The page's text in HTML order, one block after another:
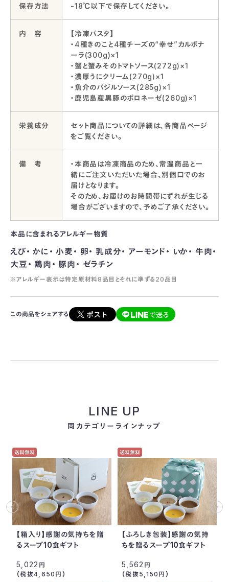
保存方法 -18℃以下で保存してください。
内 容
【冷凍パスタ】
・4種きのこと4種チーズの“幸せ”カルボナ
ーラ(300g)×1
・蟹と蟹みそのトマトソース(272g)×1
・濃厚うにクリーム(270g)×1
・魚介のバジルソース(285g)×1
・鹿児島産黒豚のボロネーゼ(260g)×1
栄養成分
セット商品についての詳細は、各商品ページ
をご覧ください。
備 考
・本商品は冷凍商品のため、常温商品と一
緒にご注文いただいた場合、別個口でのお
届けとなります。
そのため、お届けのお時間帯にずれが生じる
場合がございますので、予めご了承ください。
本品に含まれるアレルギー物質
えび・ かに・ 小麦・ 卵・ 乳成分・ アーモンド・ いか・ 牛肉・
大豆・ 鶏肉・ 豚肉・ ゼラチン
※アレルギー表示は特定原材料8品目とそれに準ずる20品目
この商品をシェアする
LINE UP
同カテゴリーラインナップ
送料無料
【箱入り】感謝の気持ちを贈
るスープ10食ギフト
5,022 円
（税抜4,650 円 ）
送料無料
【ふろしき包装】感謝の気持
ちを贈るスープ10食ギフト
5,562 円
（税抜5,150 円 ）